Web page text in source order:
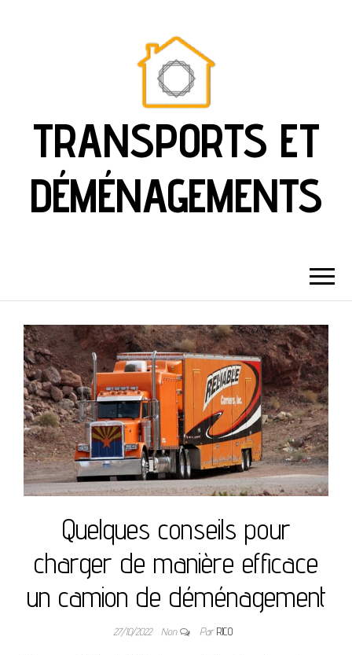
TRANSPORTS ET
DÉMÉNAGEMENTS
Quelques conseils pour
charger de manière efficace
un camion de déménagement
27/10/2022 Non ParRICO